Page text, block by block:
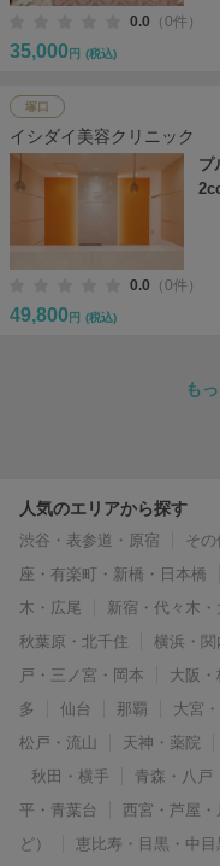
0.0 （0件）
35,000 円 (税込)
塚口
イシダイ美容クリニック
プ
0.0 （0件）
49,800 円 (税込)
も
人気のエリアから探す
渋谷・表参道・原宿 その
座・有楽町・新橋・日本橋
木・広尾
新宿・代々木・
秋葉原・北千住
横浜・関
戸・三ノ宮・岡本
大阪
多
仙台 那覇 大宮
松戸・流山
天神・薬院
秋田・横手
青森・八戸
平・青葉台
西宮・芦屋・
ど）
恵比寿・目黒・中目